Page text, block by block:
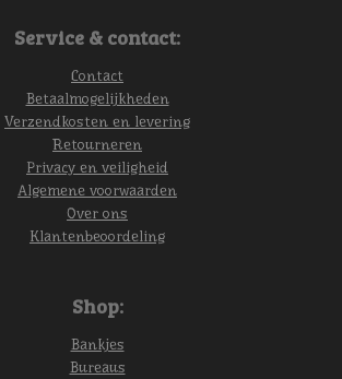
Service & contact:
Contact
Betaalmogelijkheden
Verzendkosten en levering
Retourneren
Privacy en veiligheid
Algemene voorwaarden
Over ons
Klantenbeoordeling
Shop:
Bankjes
Bureaus